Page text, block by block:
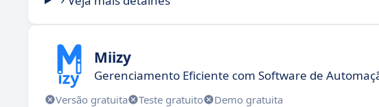
Miizy
Gerenciamento Eficiente com Software de
Versão gratuita Teste gratuito Demo gratuita